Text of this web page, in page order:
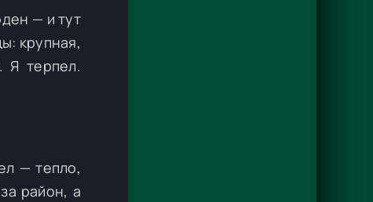
— и тут
крупная,
Я терпел.
— тепло,
район, а